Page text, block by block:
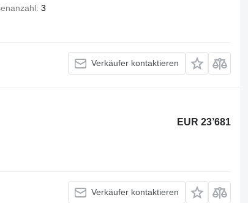
3
Verkäufer kontaktieren
EUR 23’681
Verkäufer kontaktieren